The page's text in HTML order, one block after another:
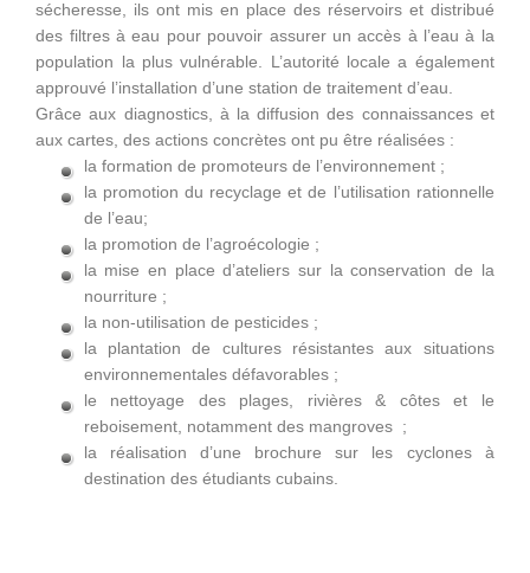
sécheresse, ils ont mis en place des réservoirs et distribué
des filtres à eau pour pouvoir assurer un accès à l’eau à la
population la plus vulnérable. L’autorité locale a également
approuvé l’installation d’une station de traitement d’eau.
Grâce aux diagnostics, à la diffusion des connaissances et
aux cartes, des actions concrètes ont pu être réalisées :
la formation de promoteurs de l’environnement ;
la promotion du recyclage et de l’utilisation rationnelle
de l’eau;
la promotion de l’agroécologie ;
la mise en place d’ateliers sur la conservation de la
nourriture ;
la non-utilisation de pesticides ;
la plantation de cultures résistantes aux situations
environnementales défavorables ;
le nettoyage des plages, rivières & côtes et le
reboisement, notamment des mangroves ;
la réalisation d’une brochure sur les cyclones à
destination des étudiants cubains.